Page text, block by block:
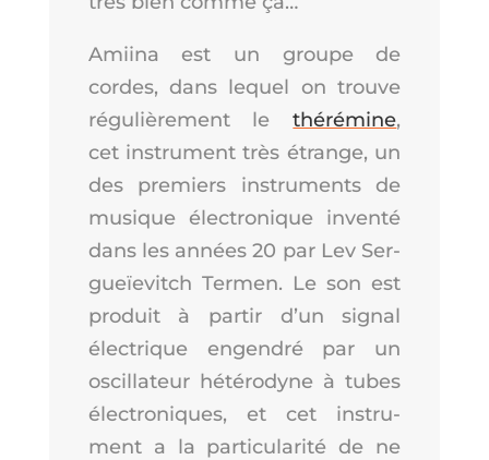
Amii­na est un groupe de
cordes, dans lequel on trouve
régu­liè­re­ment lethé­ré­mine,
cet ins­tru­ment très étrange, un
des pre­miers ins­tru­ments de
musique élec­tro­nique inven­té
dans les années 20 par Lev Ser­
gueïe­vitch Ter­men. Le son est
pro­duit à par­tir d’un signal
élec­trique engen­dré par un
oscil­la­teur hété­ro­dyne à tubes
élec­tro­niques, et cet ins­tru­
ment a la par­ti­cu­la­ri­té de ne